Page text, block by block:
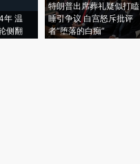
年 温
侧翻
特朗普出席葬礼疑似打瞌
睡引争议 白宫怒斥批评
者“堕落的白痴”